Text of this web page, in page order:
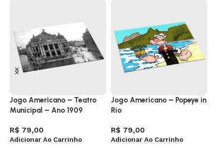
Jogo Americano – Teatro
Municipal – Ano 1909
R$ 79,00
Adicionar Ao Carrinho
Jogo Americano – Popeye in
Rio
R$ 79,00
Adicionar Ao Carrinho